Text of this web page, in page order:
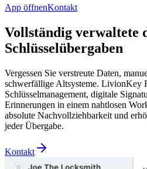
App öffnenKontakt
Vollständig verwaltete
Schlüsselübergaben
Vergessen Sie verstreute Daten,
schwerfällige Altsysteme. LivionKey
Schlüsselmanagement, digitale
Erinnerungen in einem nahtlosen
absolute Nachvollziehbarkeit und
jeder Übergabe.
Kontakt